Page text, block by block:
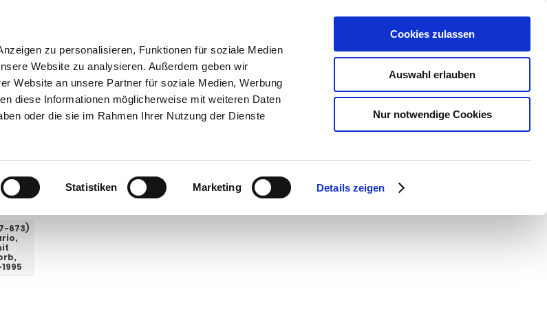
zu personalisieren, Funktionen für soziale Medien
Website zu analysieren. Außerdem geben wir
Website an unsere Partner für soziale Medien, Werbung
diese Informationen möglicherweise mit weiteren Daten
oder die sie im Rahmen Ihrer Nutzung der Dienste
Statistiken Marketing Details zeigen
Cookies zulassen
Auswahl erlauben
Nur notwendige Cookies
SUCHEN
89 - 92 34 67 6 AHK-Finder Kasse Warenkorb 0 Artikel
673)